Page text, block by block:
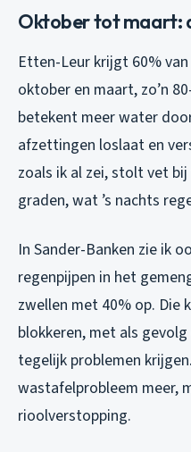
Oktober tot maart:
Etten-Leur krijgt 60%
oktober en maart, zo’n
betekent meer water
afzettingen loslaat en
zoals ik al zei, stolt vet
graden, wat ’s nachts
In Sander-Banken zie ik
regenpijpen in het
zwellen met 40% op. Die
blokkeren, met als
tegelijk problemen
wastafelprobleem meer,
rioolverstopping.